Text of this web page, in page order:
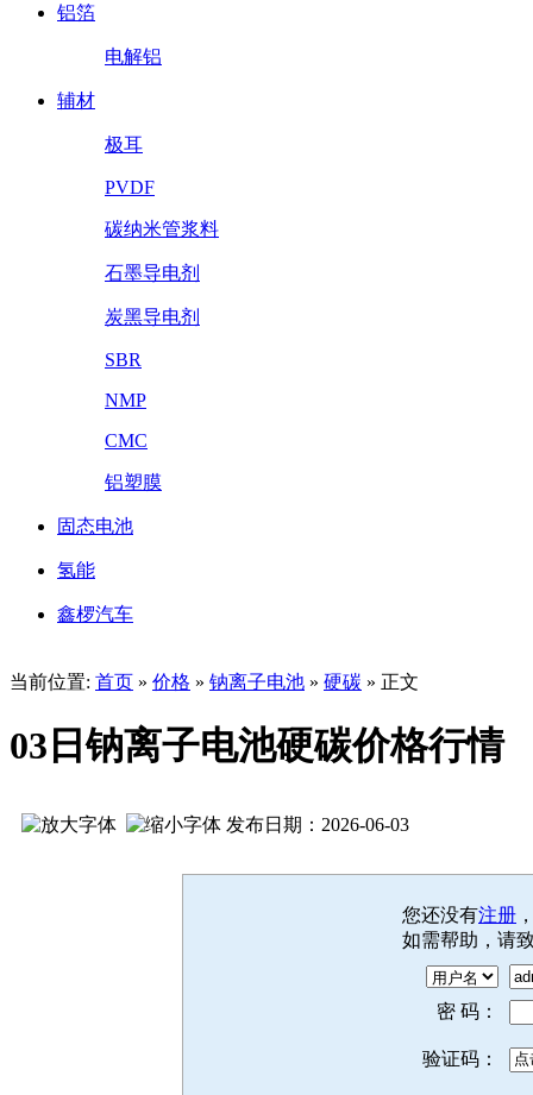
铝箔
电解铝
辅材
极耳
PVDF
碳纳米管浆料
石墨导电剂
炭黑导电剂
SBR
NMP
CMC
铝塑膜
固态电池
氢能
鑫椤汽车
当前位置: 首页 » 价格 » 钠离子电池 » 硬碳 » 正文
03日钠离子电池硬碳价格行情
发布日期：2026-06-03
您还没有注册
如需帮助，请
密 码：
验证码：